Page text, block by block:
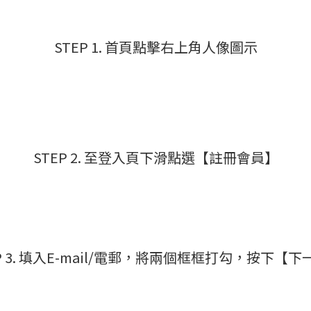
STEP 1. 首頁點擊右上角人像圖示
STEP 2. 至登入頁下滑點選【註冊會員】
3. 填入E-mail/電郵，將兩個框框打勾，按下【下